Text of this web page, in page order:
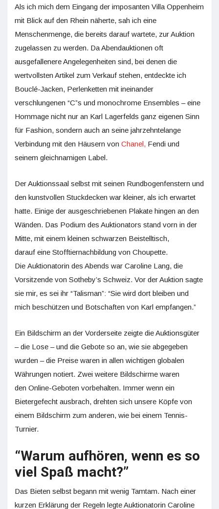
Als ich mich dem Eingang der imposanten Villa Oppenheim
mit Blick auf den Rhein näherte, sah ich eine
Menschenmenge, die bereits darauf wartete, zur Auktion
zugelassen zu werden. Da Abendauktionen oft
ausgefallenere Angelegenheiten sind, bei denen die
wertvollsten Artikel zum Verkauf stehen, entdeckte ich
Bouclé-Jacken, Perlenketten mit ineinander
verschlungenen “C”s und monochrome Ensembles – eine
Hommage nicht nur an Karl Lagerfelds ganz eigenen Sinn
für Fashion, sondern auch an seine jahrzehntelange
Verbindung mit den Häusern von Chanel, Fendi und
seinem gleichnamigen Label.
Der Auktionssaal selbst mit seinen Rundbogenfenstern und
den kunstvollen Stuckdecken war kleiner, als ich erwartet
hatte. Einige der ausgeschriebenen Plakate hingen an den
Wänden. Das Podium des Auktionators stand vorn in der
Mitte, mit einem kleinen schwarzen Beistelltisch,
darauf eine Stofftiernachbildung von Choupette.
Die Auktionatorin des Abends war Caroline Lang, die
Vorsitzende von Sotheby’s Schweiz. Vor der Auktion sagte
sie mir, es sei ihr “Talisman”: “Sie wird dort bleiben und
mich beschützen und Botschaften von Karl empfangen.”
Ein Bildschirm an der Vorderseite zeigte die Auktionsgüter
– die Lose – und die Gebote so an, wie sie abgegeben
wurden – die Preise waren in allen wichtigen globalen
Währungen notiert. Zwei weitere Bildschirme waren
den Online-Geboten vorbehalten. Immer wenn ein
Bietergefecht ausbrach, drehten sich unsere Köpfe von
einem Bildschirm zum anderen, wie bei einem Tennis-
Turnier.
“Warum aufhören, wenn es so
viel Spaß macht?”
Das Bieten selbst begann mit wenig Tamtam. Nach einer
kurzen Erklärung der Regeln legte Auktionatorin Caroline